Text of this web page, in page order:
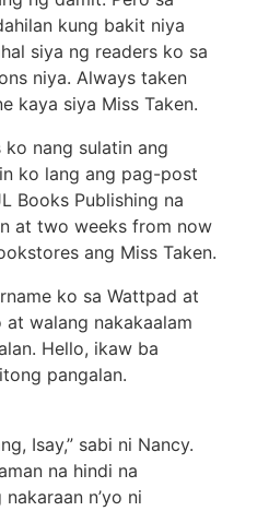
kung bakit niya
siya ng readers ko sa
niya. Always taken
kaya siya Miss Taken.
nang sulatin ang
ko lang ang pag-post
Books Publishing na
at two weeks from now
ang Miss Taken.
ko sa Wattpad at
walang nakakaalam
Hello, ikaw ba
pangalan.
Isay,” sabi ni Nancy.
na hindi na
n’yo ni